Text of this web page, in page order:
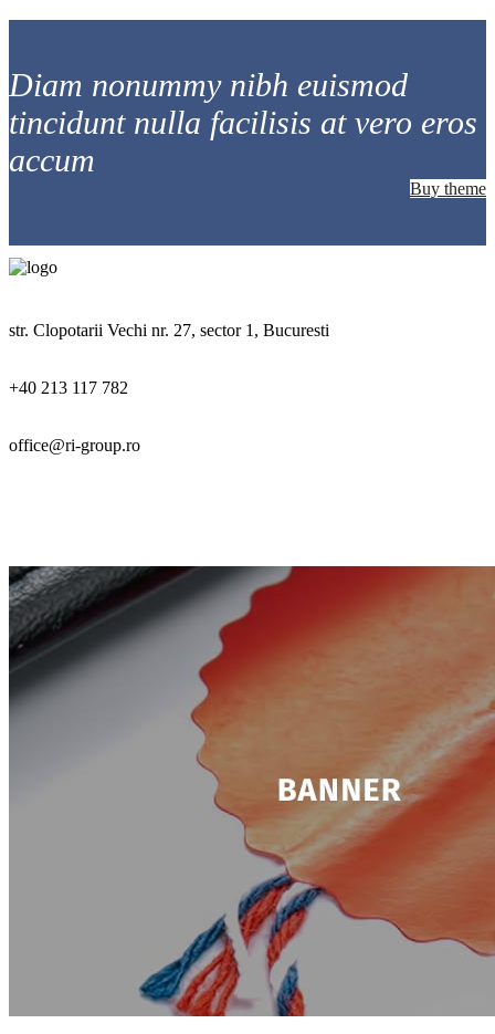
Diam nonummy nibh euismod
tincidunt nulla facilisis at vero eros
accum
Buy theme
str. Clopotarii Vechi nr. 27, sector 1, Bucuresti
+40 213 117 782
office@ri-group.ro